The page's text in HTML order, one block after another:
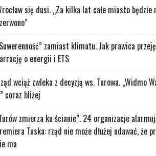
się dusi. „Za kilka lat całe miasto będzie
zamiast klimatu. Jak prawica
o energii i ETS
wciąż zwleka z decyzją ws. Turowa. „Widmo
coraz bliżej
zmierza ku ścianie”. 24 organizacje
Tuska: rząd nie może dłużej udawać, że
ma